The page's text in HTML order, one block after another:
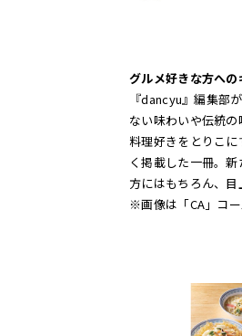
グルメ好きな方への
『dancyu』編集部
ない味わいや伝統の
料理好きをとりこ
く掲載した一冊。
方にはもちろん、目
※画像は「CA」コー